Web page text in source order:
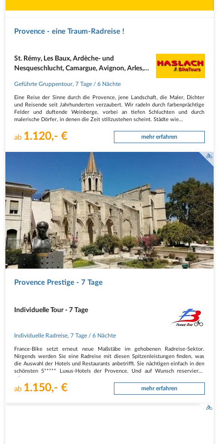
Provence - eine Traum-Radreise !
St. Rémy, Les Baux, Ardèche- und
Nesqueschlucht, Camargue, Avignon, Arles,
Geführte Gruppentour,7 Tage / 6 Nächte
Eine Reise der Sinne durch die Provence, jene Landschaft, die Maler, Dichter
und Reisende seit Jahrhunderten verzaubert. Wir radeln durch farbenprächtige
Felder und duftende Weinberge, vorbei an tiefen Schluchten und durch
malerische Dörfer, in denen die Zeit stillzustehen scheint. Städte wie…
ab 1.120,- € mehr erfahren
Provence Prestige - 7 Tage
Individuelle Tour - 7 Tage
Individuelle Radreise,7 Tage / 6 Nächte
France-Bike setzt erneut neue Maßstäbe im gehobenen Radreise-Sektor.
Nirgends werden Sie eine Radreise mit diesen Spitzenleistungen finden, was
die Auswahl der Hotels und Restaurants anbetrifft. Sie nächtigen einfach in den
schönsten 5***** Luxus-Hotels der Provence. Und auf Wunsch reservieren
ab 1.150,- € mehr erfahren